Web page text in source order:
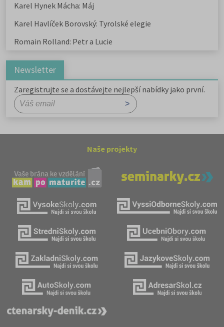
Karel Hynek Mácha: Máj
Karel Havlíček Borovský: Tyrolské elegie
Romain Rolland: Petr a Lucie
Newsletter
Zaregistrujte se a dostávejte nejlepší nabídky jako první.
Naše projekty